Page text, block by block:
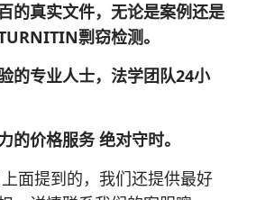
的真实文件，无论是案例还是
剽窃检测。
的专业人士，法学团队24小
的价格服务 绝对守时。
面提到的，我们还提供最好